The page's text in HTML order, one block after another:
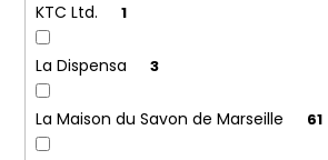
KTC Ltd. 1
La Dispensa 3
La Maison du Savon de Marseille 61